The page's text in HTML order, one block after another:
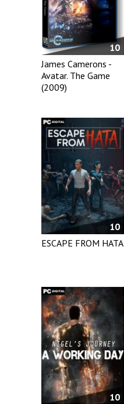
10
James Camerons -
Avatar. The Game
(2009)
10
ESCAPE FROM HATA
10